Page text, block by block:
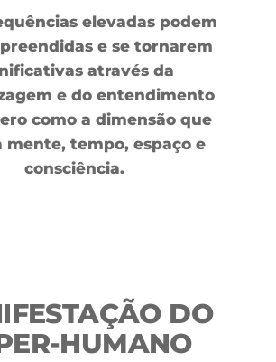
elevadas podem
e se tornarem
através da
e do entendimento
como a dimensão que
mente, tempo, espaço e
consciência.
DO
HUMANO